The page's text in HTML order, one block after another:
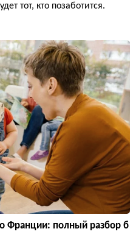
тот, кто позаботится.
Франции: полный разбор б